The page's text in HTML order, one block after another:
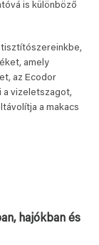
is különböző
tisztítószereinkbe,
amely
az Ecodor
a vizeletszagot,
a makacs
hajókban és